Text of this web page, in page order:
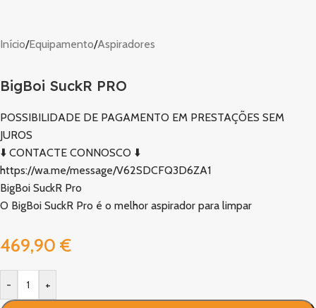
Início/Equipamento/Aspiradores
BigBoi SuckR PRO
POSSIBILIDADE DE PAGAMENTO EM PRESTAÇÕES SEM
JUROS
⬇️ CONTACTE CONNOSCO ⬇️
https://wa.me/message/V62SDCFQ3D6ZA1
BigBoi SuckR Pro
O BigBoi SuckR Pro é o melhor aspirador para limpar
469,90 €
- +